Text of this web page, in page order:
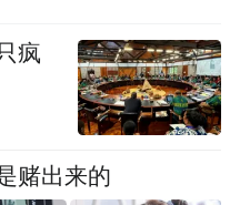
障，严防发生群体
安全、文明观赛教
和安全意识。
疯
赌出来的